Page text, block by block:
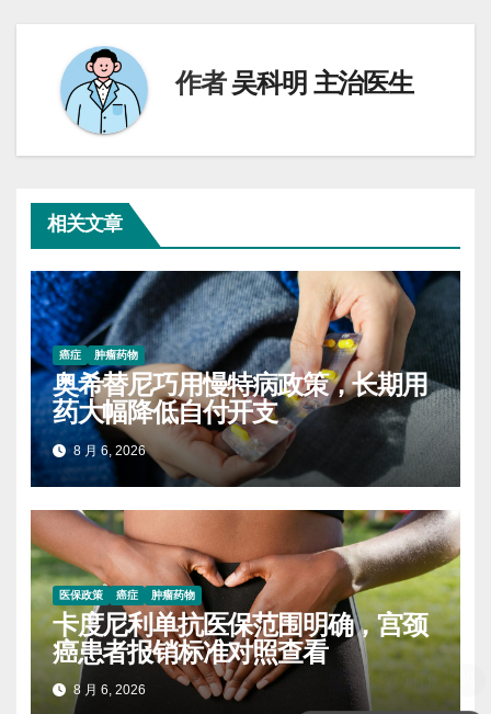
航
作者吴科明 主治医生
相关文章
癌症 肿瘤药物
奥希替尼巧用慢特病政策，长期用
药大幅降低自付开支
8 月 6, 2026
医保政策 癌症 肿瘤药物
卡度尼利单抗医保范围明确，宫颈
癌患者报销标准对照查看
8 月 6, 2026